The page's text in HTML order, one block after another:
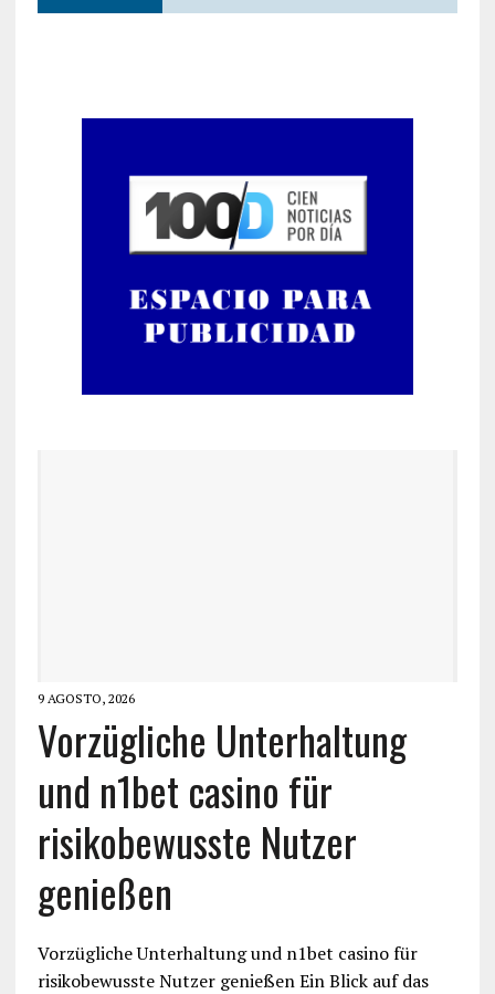
9 AGOSTO, 2026
Vorzügliche Unterhaltung
und n1bet casino für
risikobewusste Nutzer
genießen
Vorzügliche Unterhaltung und n1bet casino für
risikobewusste Nutzer genießen Ein Blick auf das